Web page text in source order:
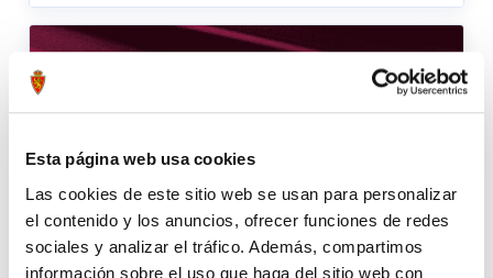
Esta página web usa cookies
Las cookies de este sitio web se usan para personalizar
el contenido y los anuncios, ofrecer funciones de redes
sociales y analizar el tráfico. Además, compartimos
información sobre el uso que haga del sitio web con